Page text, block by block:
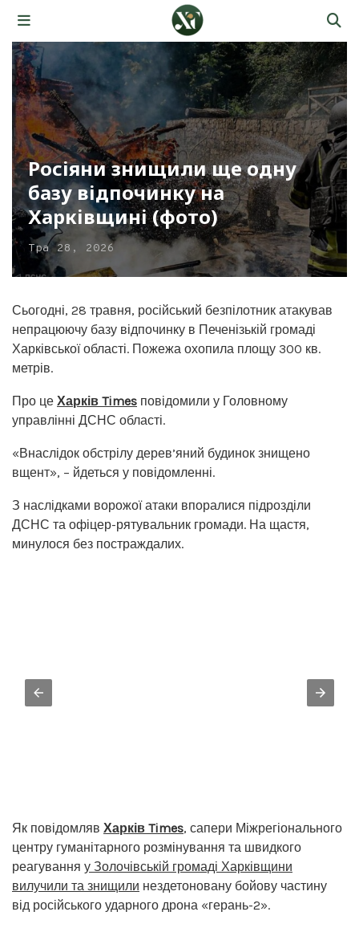
Росіяни знищили ще одну
базу відпочинку на
Харківщині (фото)
Тра 28, 2026
Сьогодні, 28 травня, російський безпілотник атакував
непрацюючу базу відпочинку в Печенізькій громаді
Харківської області. Пожежа охопила площу 300 кв.
метрів.
Про це Харків Times повідомили у Головному
управлінні ДСНС області.
«Внаслідок обстрілу дерев’яний будинок знищено
вщент», – йдеться у повідомленні.
З наслідками ворожої атаки впоралися підрозділи
ДСНС та офіцер-рятувальник громади. На щастя,
минулося без постраждалих.
Як повідомляв Харків Times, сапери Міжрегіонального
центру гуманітарного розмінування та швидкого
реагування у Золочівській громаді Харківщини
вилучили та знищили нездетоновану бойову частину
від російського ударного дрона «герань-2».